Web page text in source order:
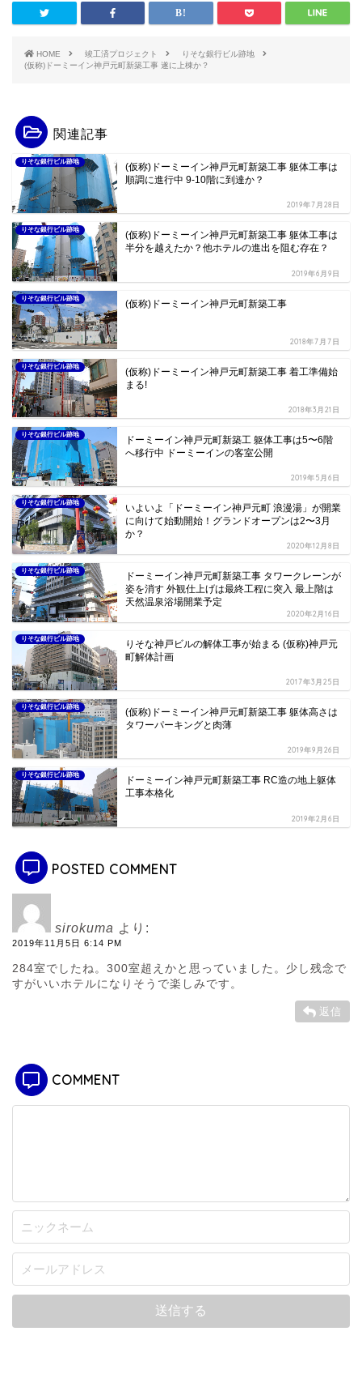
HOME 竣工済プロジェクト
りそな銀行ビル跡地
(仮称)ドーミーイン神戸元町新築工事 遂に上棟か？
関連記事
りそな銀行ビル跡地
(仮称)ドーミーイン神戸元町新築工事 躯体工事は
順調に進行中 9-10階に到達か？
2019年7月28日
りそな銀行ビル跡地
(仮称)ドーミーイン神戸元町新築工事 躯体工事は
半分を越えたか？他ホテルの進出を阻む存在？
2019年6月9日
りそな銀行ビル跡地 (仮称)ドーミーイン神戸元町新築工事
2018年7月7日
りそな銀行ビル跡地
(仮称)ドーミーイン神戸元町新築工事 着工準備始
まる!
2018年3月21日
りそな銀行ビル跡地
ドーミーイン神戸元町新築工 躯体工事は5〜6階
へ移行中 ドーミーインの客室公開
2019年5月6日
りそな銀行ビル跡地
いよいよ「ドーミーイン神戸元町 浪漫湯」が開業
に向けて始動開始！グランドオープンは2〜3月
か？
2020年12月8日
りそな銀行ビル跡地
ドーミーイン神戸元町新築工事 タワークレーンが
姿を消す 外観仕上げは最終工程に突入 最上階は
天然温泉浴場開業予定
2020年2月16日
りそな銀行ビル跡地
りそな神戸ビルの解体工事が始まる (仮称)神戸元
町解体計画
2017年3月25日
りそな銀行ビル跡地
(仮称)ドーミーイン神戸元町新築工事 躯体高さは
タワーパーキングと肉薄
2019年9月26日
りそな銀行ビル跡地
ドーミーイン神戸元町新築工事 RC造の地上躯体
工事本格化
2019年2月6日
POSTED COMMENT
sirokuma より:
2019年11月5日 6:14 PM
284室でしたね。300室超えかと思っていました。少し残念で
すがいいホテルになりそうで楽しみです。
返信
COMMENT